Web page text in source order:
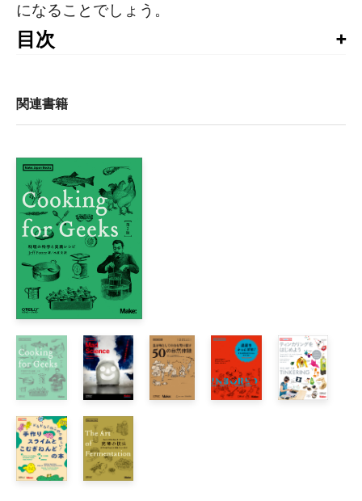
になることでしょう。
目次
01 9ボルト電池をなめてみよう
03 完ぺきなでんぐり返しを決めよう
04 フランス人のようにキスであいさつしよう
05 車の窓から手を出してみよう
06 釘を打とう
07 車を運転しよう
08 やりを投げよう
09 ポリ袋爆弾を作ろう
10 電気掃除機で遊ぼう
12 ドライアイスで遊ぼう
13 紙コップでお湯をわかそう
14 電子レンジに変なものを入れてみよう
16 高いところから落ちてみよう
17 虫めがねで物を燃やそう
18 ひとりで歩いて帰ろう
関連書籍